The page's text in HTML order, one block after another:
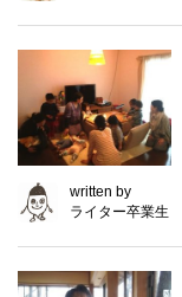
written by
ライター卒業生